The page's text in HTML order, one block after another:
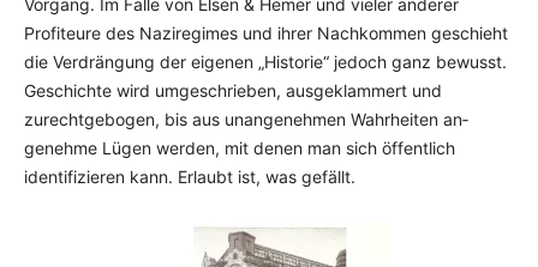
Vorgang. Im Falle von Elsen & Hemer und vieler anderer
Profiteure des Naziregimes und ihrer Nachkommen geschieht
die Verdrängung der eigenen „Historie“ jedoch ganz bewusst.
Geschichte wird umge­schrie­­ben, ausgeklammert und
zurechtgebogen, bis aus unangenehmen Wahrheiten an­
genehme Lügen werden, mit denen man sich öffentlich
identifizieren kann. Erlaubt ist, was gefällt.